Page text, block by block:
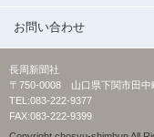
お問い合わせ
長周新聞社
〒750-0008 山口県下関市田
TEL:083-222-9377
FAX:083-222-9399